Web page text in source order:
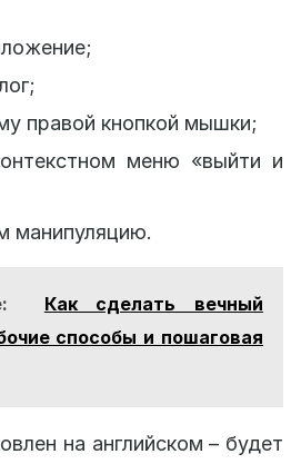
правой кнопкой мышки;
меню «выйти и
манипуляцию.
Как сделать вечный
способы и пошаговая
на английском – будет